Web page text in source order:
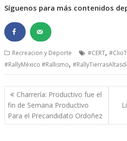
Síguenos para más contenidos
Recreacion y Deporte #CERT,
#RallyMéxico #Rallismo,
Navegación
de
entradas
Charrería: Productivo fue el
fin de Semana Productivo
Para el Precandidato Ordoñez